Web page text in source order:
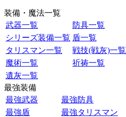
装備・魔法一覧
武器一覧
防具一覧
シリーズ装備一覧 盾一覧
タリスマン一覧
戦技(戦灰)一覧
魔術一覧
祈祷一覧
遺灰一覧
最強装備
最強武器
最強防具
最強盾
最強タリスマン